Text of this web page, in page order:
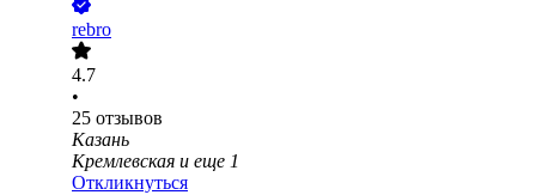
rebro
4.7
•
25 отзывов
Казань
Кремлевская и еще 1
Откликнуться